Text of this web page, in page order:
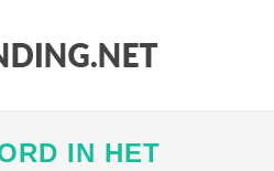
IN HET